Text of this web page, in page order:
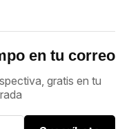
en tu correo
gratis en tu